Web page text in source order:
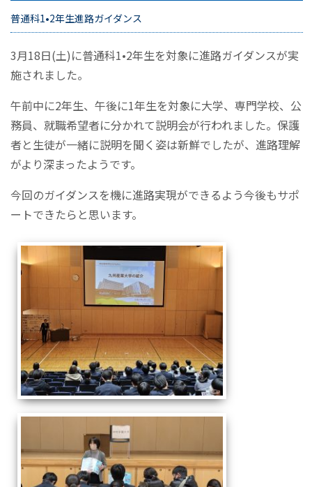
普通科1•2年生進路ガイダンス
3月18日(土)に普通科1•2年生を対象に進路ガイダンスが実
施されました。
午前中に2年生、午後に1年生を対象に大学、専門学校、公
務員、就職希望者に分かれて説明会が行われました。保護
者と生徒が一緒に説明を聞く姿は新鮮でしたが、進路理解
がより深まったようです。
今回のガイダンスを機に進路実現ができるよう今後もサポ
ートできたらと思います。